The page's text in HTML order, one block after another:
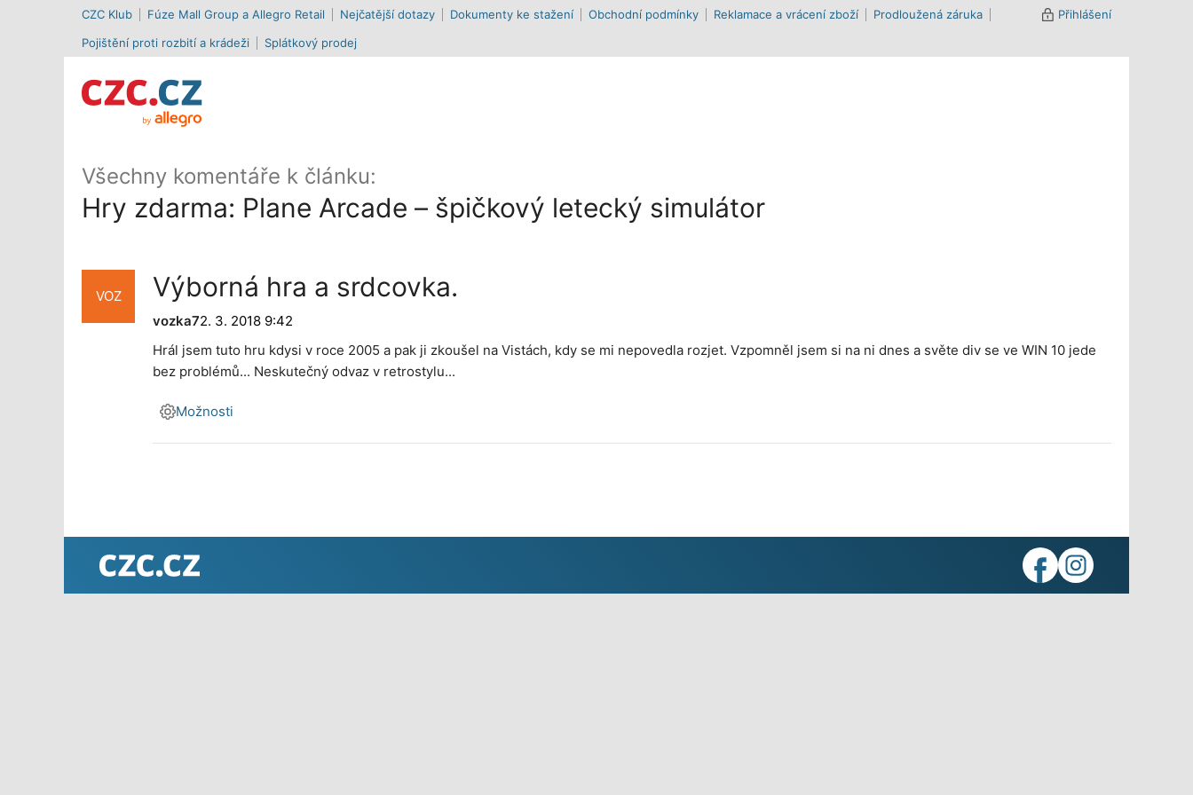
CZC Klub Fúze Mall Group a Allegro Retail Nejčatější dotazy Dokumenty ke stažení Obchodní podmínky Reklamace a vrácení zboží
Prodloužená záruka
Pojištění proti rozbití a krádeži
Splátkový prodej
Přihlášení
Všechny komentáře k článku:
Hry zdarma: Plane Arcade – špičkový letecký simulátor
VOZ Výborná hra a srdcovka.
vozka72. 3. 2018 9:42
Hrál jsem tuto hru kdysi v roce 2005 a pak ji zkoušel na Vistách, kdy se mi nepovedla rozjet. Vzpomněl jsem si na ni dnes a světe div se ve WIN 10 jede
bez problémů... Neskutečný odvaz v retrostylu...
Možnosti